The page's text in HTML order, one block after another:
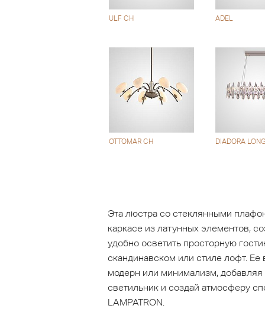
ULF CH ADEL
OTTOMAR CH DIADORA
Эта люстра со стеклянными
каркасе из латунных элементов,
удобно осветить просторную
скандинавском или стиле лофт.
модерн или минимализм, добавляя
светильник и создай атмосферу
LAMPATRON.